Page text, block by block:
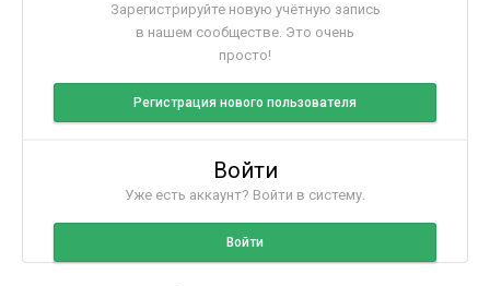
Зарегистрируйте новую учётную запись
в нашем сообществе. Это очень
просто!
Регистрация нового пользователя
Войти
Уже есть аккаунт? Войти в систему.
Войти